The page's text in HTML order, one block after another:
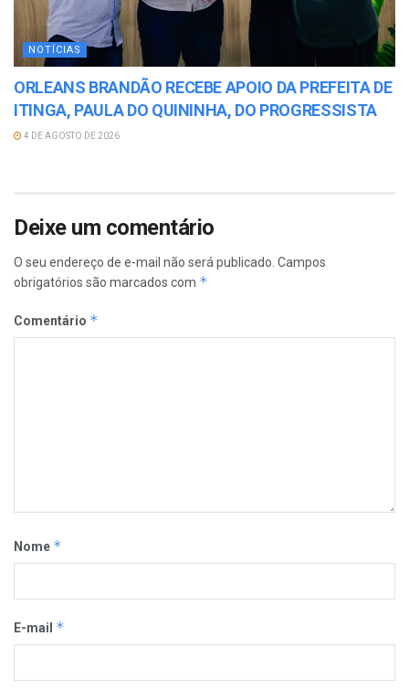
NOTÍCIAS
ORLEANS BRANDÃO RECEBE APOIO DA PREFEITA DE
ITINGA, PAULA DO QUININHA, DO PROGRESSISTA
4 DE AGOSTO DE 2026
Deixe um comentário
O seu endereço de e-mail não será publicado. Campos
obrigatórios são marcados com *
Comentário *
Nome *
E-mail *